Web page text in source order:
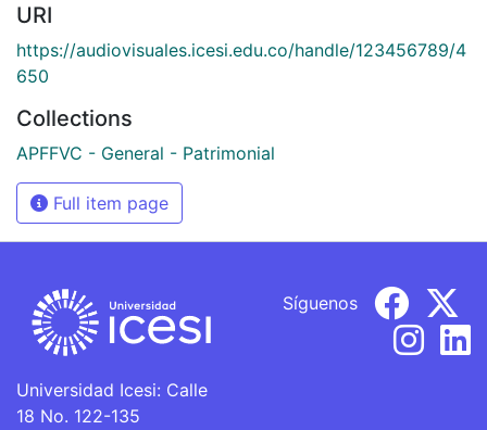
URI
https://audiovisuales.icesi.edu.co/handle/123456789/4
650
Collections
APFFVC - General - Patrimonial
Full item page
Universidad Icesi: Calle
18 No. 122-135
Síguenos